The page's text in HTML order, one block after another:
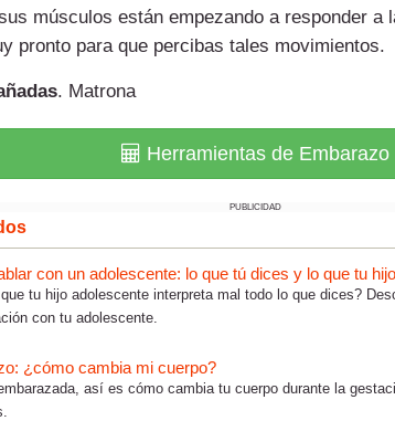
músculos están empezando a responder a
pronto para que percibas tales movimientos.
. Matrona
Herramientas de Embarazo
PUBLICIDAD
con un adolescente: lo que tú dices y lo que tu
tu hijo adolescente interpreta mal todo lo que dices?
con tu adolescente.
¿cómo cambia mi cuerpo?
así es cómo cambia tu cuerpo durante la